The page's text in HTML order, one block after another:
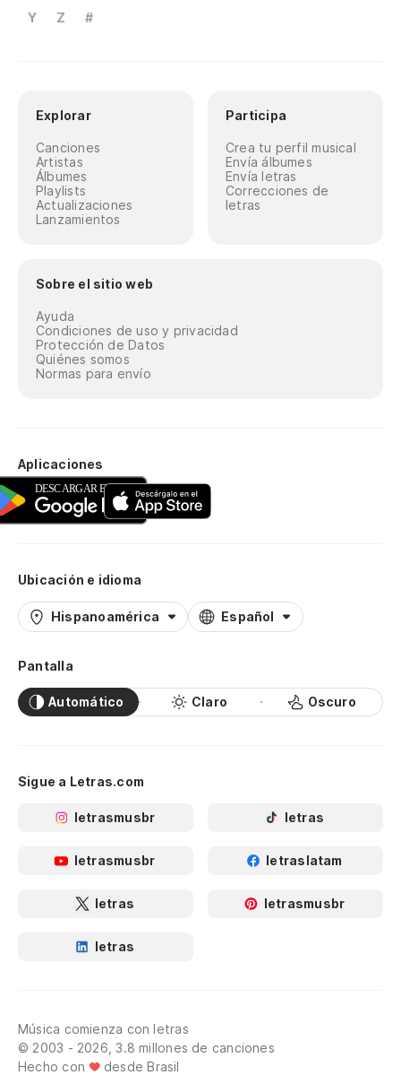
Y
Z #
Explorar
Canciones
Artistas
Álbumes
Playlists
Actualizaciones
Lanzamientos
Participa
Crea tu perfil musical
Envía álbumes
Envía letras
Correcciones de
letras
Sobre el sitio web
Ayuda
Condiciones de uso y privacidad
Protección de Datos
Quiénes somos
Normas para envío
Aplicaciones
Ubicación e idioma
Hispanoamérica Español
Pantalla
Automático Claro Oscuro
Sigue a Letras.com
letrasmusbr letras
letrasmusbr letraslatam
letras letrasmusbr
letras
Música comienza con letras
© 2003 - 2026, 3.8 millones de canciones
Hecho con
desde Brasil